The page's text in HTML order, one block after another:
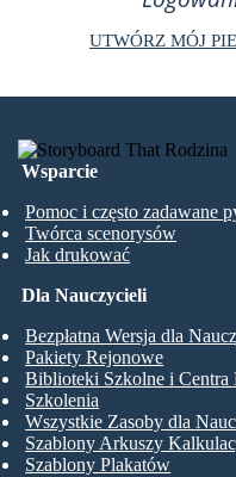
UTWÓRZ MÓJ
Wsparcie
Pomoc i często zadawane
Twórca scenorysów
Jak drukować
Dla Nauczycieli
Bezpłatna Wersja dla
Pakiety Rejonowe
Biblioteki Szkolne i Centra
Szkolenia
Wszystkie Zasoby dla
Szablony Arkuszy
Szablony Plakatów